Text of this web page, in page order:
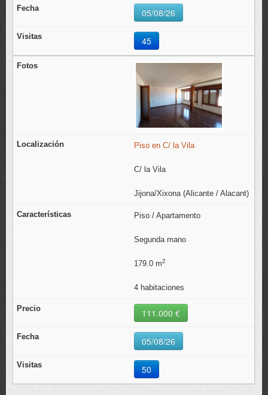
05/08/26
45
Piso en C/ la Vila
C/ la Vila
Jijona/Xixona (Alicante / Alacant)
Piso / Apartamento
Segunda mano
179.0 m2
4 habitaciones
111.000 €
05/08/26
50